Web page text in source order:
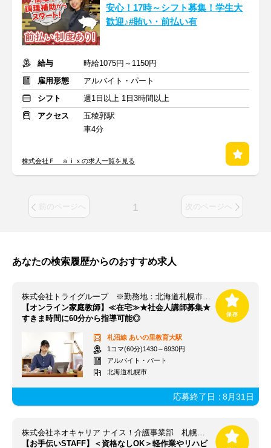
安心！17時～シフト募集！学生大
歓迎♪#賄い・前払い有
給与
時給1075円～1150円
雇用形態
アルバイト・パート
シフト
週1日以上 1日3時間以上
アクセス
五稜郭駅
車4分
株式会社Ｆ ａｉｘの求人一覧を見る
前のページへ 1 次のページへ
あなたの検索履歴からのおすすめ求人
株式会社トライグループ ※勤務地：北海道札幌市北区
【オンライン家庭教師】≪在宅≫★社会人講師募集★
すきま時間に60分から指導可能◎
札沼線 あいの里教育大駅
1コマ(60分)1430～6930円
アルバイト・パート
北海道札幌市
応募終了日：8月31日
株式会社ネオキャリア ナイス！介護事業部 札幌支店／SAP
【お手伝いSTAFF】＜資格なしOK＞軽作業やリハビ